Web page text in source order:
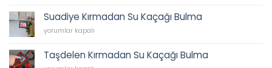
Tesisat,
Tesisatçı,
Acil
0538
202
Kaçağı
Bulma
Suadiye Kırmadan Su Kaçağı Bulma
Suadiye
Kaçağı
yorumlar kapalı
Taşdelen Kırmadan Su Kaçağı Bulma